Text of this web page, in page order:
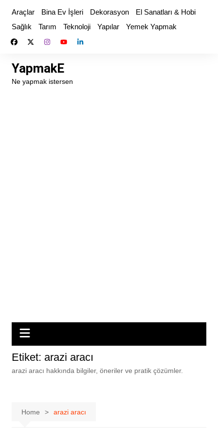
content
Araçlar Bina Ev İşleri Dekorasyon
El Sanatları & Hobi
Sağlık
Tarım Teknoloji Yapılar Yemek Yapmak
YapmakE
Ne yapmak istersen
Etiket: arazi aracı
arazi aracı hakkında bilgiler, öneriler ve pratik çözümler.
Home arazi aracı